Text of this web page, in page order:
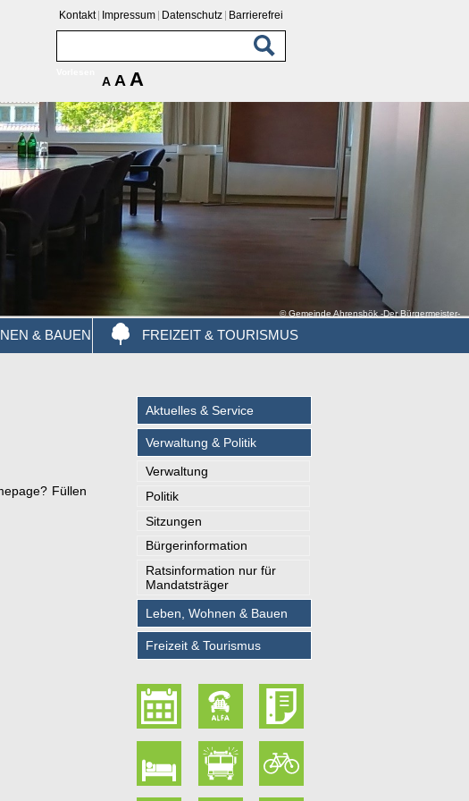
Kontakt Impressum Datenschutz Barrierefrei
A A A
© Gemeinde Ahrensbök -Der Bürgermeister-
& BAUEN FREIZEIT & TOURISMUS
Füllen
Aktuelles & Service
Verwaltung & Politik
Verwaltung
Politik
Sitzungen
Bürgerinformation
Ratsinformation nur für
Mandatsträger
Leben, Wohnen & Bauen
Freizeit & Tourismus